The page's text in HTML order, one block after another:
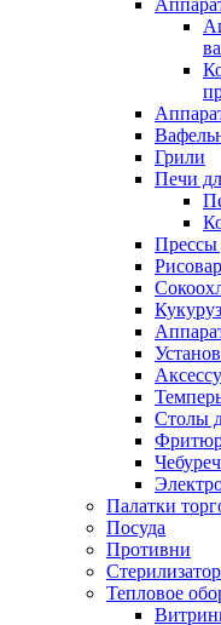
Грили
Печи
Прессы
Столы
Палатки
Посуда
Противни
Тепловое